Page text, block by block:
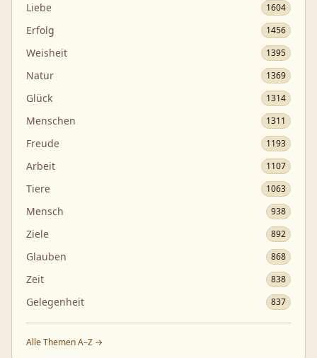
Liebe 1604
Erfolg 1456
Weisheit 1395
Natur 1369
Glück 1314
Menschen 1311
Freude 1193
Arbeit 1107
Tiere 1063
Mensch 938
Ziele 892
Glauben 868
Zeit 838
Gelegenheit 837
Alle Themen A–Z →